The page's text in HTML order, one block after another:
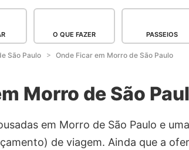
O QUE FAZER PASSEIOS
São Paulo Onde Ficar em Morro de São Paulo
Morro de São
em Morro de São Paulo e
de viagem. Ainda que a